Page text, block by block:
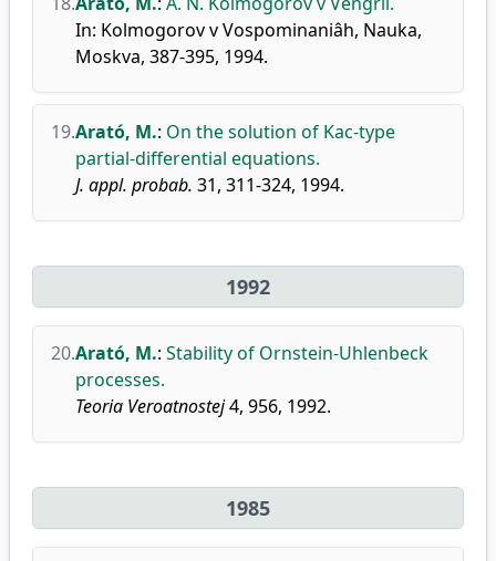
In: Kolmogorov v Vospominaniâh, Nauka,
Moskva, 387-395, 1994.
19.Arató, M.: On the solution of Kac-type
partial-differential equations.
J. appl. probab. 31, 311-324, 1994.
1992
20.Arató, M.: Stability of Ornstein-Uhlenbeck
processes.
Teoria Veroatnostej4, 956, 1992.
1985